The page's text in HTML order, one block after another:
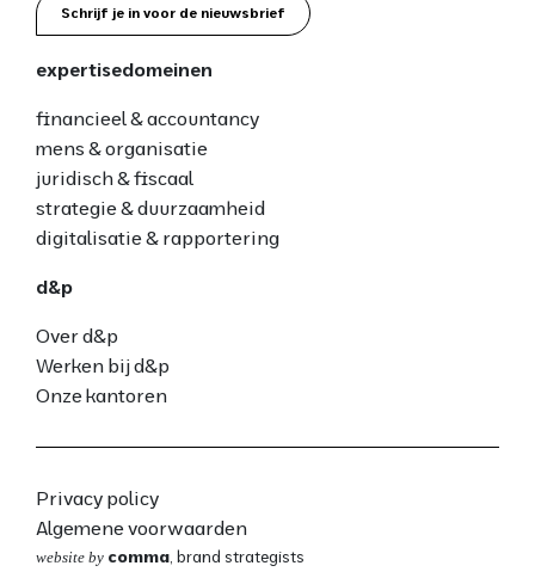
Schrijf je in voor de nieuwsbrief
expertisedomeinen
financieel & accountancy
mens & organisatie
juridisch & fiscaal
strategie & duurzaamheid
digitalisatie & rapportering
d&p
Over d&p
Werken bij d&p
Onze kantoren
Privacy policy
Algemene voorwaarden
website by comma , brand strategists